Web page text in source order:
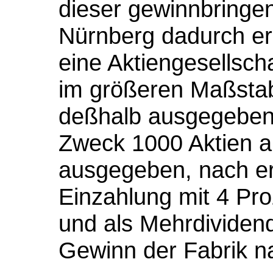
dieser
Nürnberg dadurch
eine
im größeren
deßhalb
Zweck 1000 Aktien
ausgegeben, nach
Einzahlung mit 4
und als
Gewinn der Fabrik